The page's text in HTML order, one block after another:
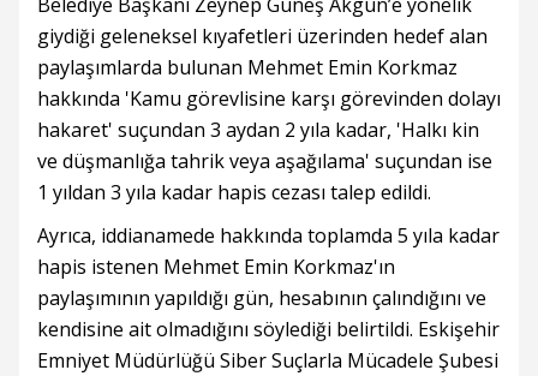
giydiği geleneksel kıyafetleri üzerinden hedef alan
paylaşımlarda bulunan Mehmet Emin Korkmaz
hakkında 'Kamu görevlisine karşı görevinden dolayı
hakaret' suçundan 3 aydan 2 yıla kadar, 'Halkı kin
ve düşmanlığa tahrik veya aşağılama' suçundan ise
1 yıldan 3 yıla kadar hapis cezası talep edildi.
Ayrıca, iddianamede hakkında toplamda 5 yıla kadar
hapis istenen Mehmet Emin Korkmaz'ın
paylaşımının yapıldığı gün, hesabının çalındığını ve
kendisine ait olmadığını söylediği belirtildi. Eskişehir
Emniyet Müdürlüğü Siber Suçlarla Mücadele Şubesi